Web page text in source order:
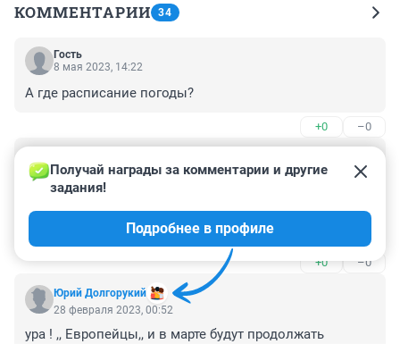
КОММЕНТАРИИ 34
Гость
8 мая 2023, 14:22
А где расписание погоды?
+0 –0
11 марта 2023, 12:57
Метеорологи соврут,какая была погода вчера.Вот кто
ни за что не отвечает,хотя зряплату получают
+0 –0
Юрий Долгорукий
Получай награды за комментарии и другие
задания!
Подробнее в профиле
28 февраля 2023, 00:52
ура ! ,, Европейцы,, и в марте будут продолжать